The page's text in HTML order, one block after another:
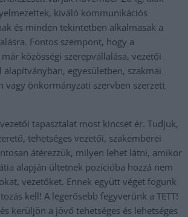
kiváló kommunikációs
és minden tekintetben alkalmasak a
Fontos szempont, hogy a
közösségi szerepvállalása, vezetői
egyesületben, szakmai
vagy önkormányzati szervben szerzett
tapasztalat most kincset ér. Tudjuk,
tehetséges vezetői, szakemberei
átérezzük, milyen lehet látni, amikor
alapján ültetnek pozícióba hozzá nem
vezetőket. Ennek együtt véget fogunk
kell! A legerősebb fegyverünk a TETT!
kerüljön a jövő tehetséges és lehetséges